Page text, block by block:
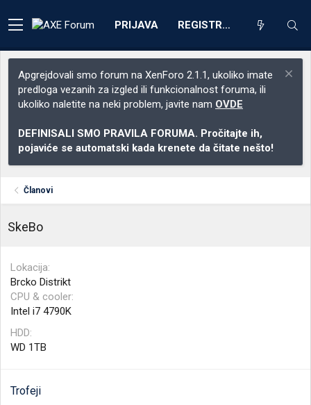
PRIJAVA REGISTRACIJA
Apgrejdovali smo forum na XenForo 2.1.1, ukoliko imate
predloga vezanih za izgled ili funkcionalnost foruma, ili
ukoliko naletite na neki problem, javite nam OVDE
DEFINISALI SMO PRAVILA FORUMA. Pročitajte ih,
pojaviće se automatski kada krenete da čitate nešto!
Članovi
SkeBo
Lokacija
Brcko Distrikt
CPU & cooler
Intel i7 4790K
HDD
WD 1TB
Trofeji